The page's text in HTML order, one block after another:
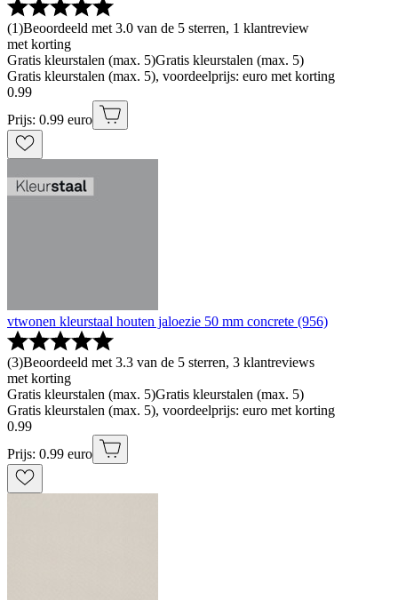
(1)Beoordeeld met 3.0 van de 5 sterren, 1 klantreview
met korting
Gratis kleurstalen (max. 5)Gratis kleurstalen (max. 5)
Gratis kleurstalen (max. 5), voordeelprijs: euro met korting
0.99
Prijs: 0.99 euro
vtwonen kleurstaal houten jaloezie 50 mm concrete (956)
(3)Beoordeeld met 3.3 van de 5 sterren, 3 klantreviews
met korting
Gratis kleurstalen (max. 5)Gratis kleurstalen (max. 5)
Gratis kleurstalen (max. 5), voordeelprijs: euro met korting
0.99
Prijs: 0.99 euro